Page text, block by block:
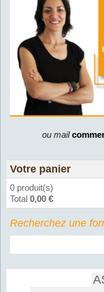
ou mail
Votre panier
0 produit(s)
Total 0,00 €
Recherchez une